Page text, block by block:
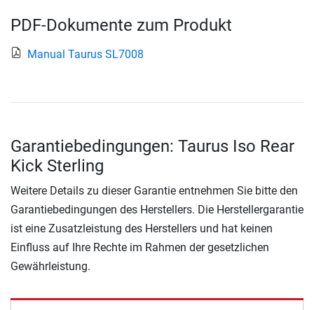
PDF-Dokumente zum Produkt
Manual Taurus SL7008
Garantiebedingungen: Taurus Iso Rear
Kick Sterling
Weitere Details zu dieser Garantie entnehmen Sie bitte den
Garantiebedingungen des Herstellers. Die Herstellergarantie
ist eine Zusatzleistung des Herstellers und hat keinen
Einfluss auf Ihre Rechte im Rahmen der gesetzlichen
Gewährleistung.